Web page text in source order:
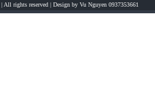
| All rights reserved | Design by Vu Nguyen 0937353661